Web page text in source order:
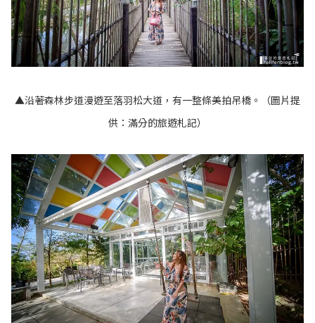
▲沿著森林步道漫遊至落羽松大道，有一整條美拍吊橋。（圖片提
供：滿分的旅遊札記）